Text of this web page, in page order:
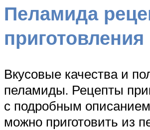
Пеламида
приготовления
Вкусовые качества и
пеламиды. Рецепты
с подробным
можно приготовить из